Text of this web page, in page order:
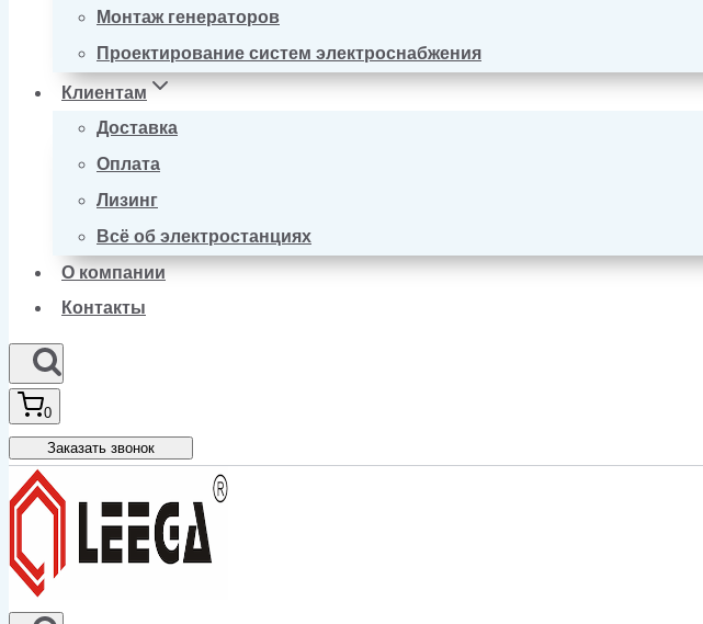
Монтаж генераторов
Проектирование систем электроснабжения
Клиентам
Доставка
Оплата
Лизинг
Всё об электростанциях
О компании
Контакты
0
Заказать звонок